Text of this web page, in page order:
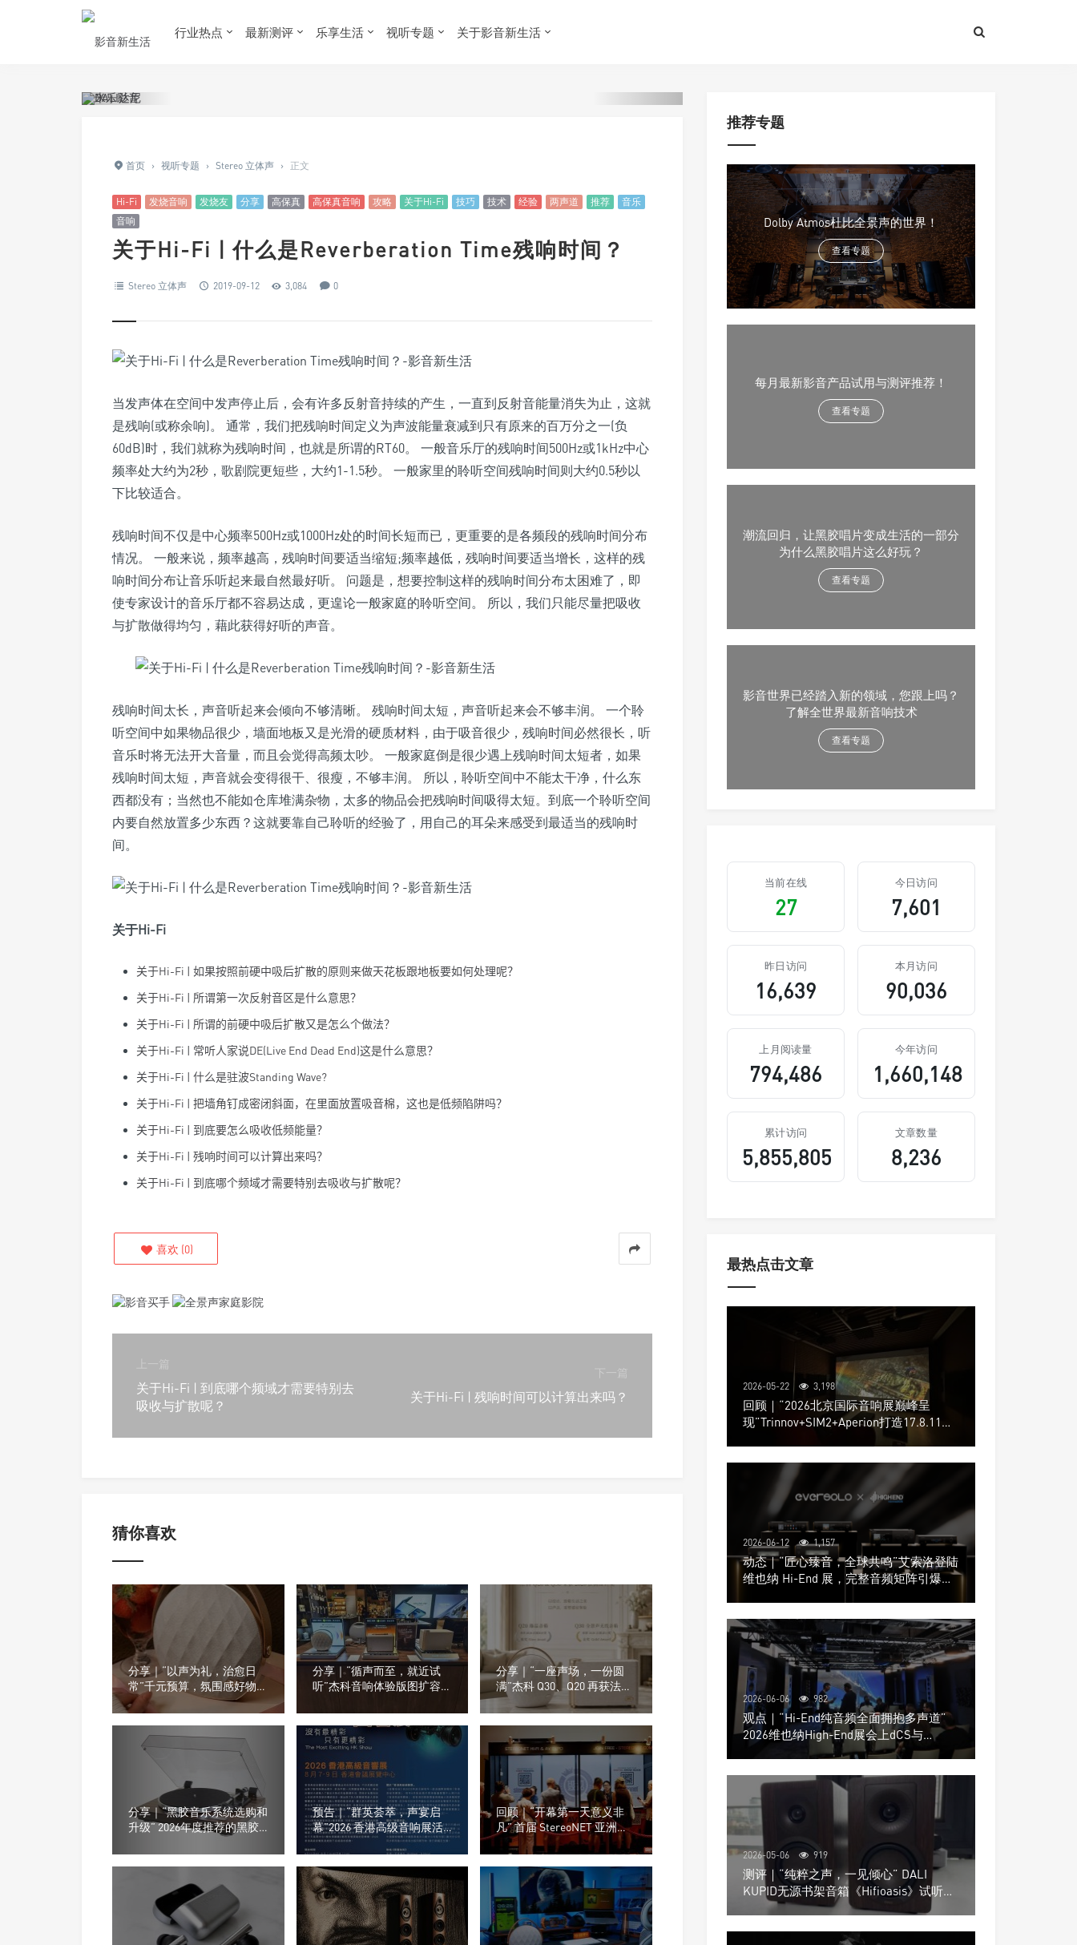
行业热点 最新测评 乐享生活 视听专题 关于影音新生活
首页 › 视听专题 › Stereo 立体声 › 正文
Hi-Fi 发烧音响 发烧友 分享 高保真 高保真音响 攻略 关于Hi-Fi 技巧 技术 经验 两声道 推荐
音乐
音响
关于Hi-Fi | 什么是Reverberation Time残响时间？
Stereo 立体声 2019-09-12 3,084 0
当发声体在空间中发声停止后，会有许多反射音持续的产生，一直到反射音能量消失为止，这就
是残响(或称余响)。 通常，我们把残响时间定义为声波能量衰减到只有原来的百万分之一(负
60dB)时，我们就称为残响时间，也就是所谓的RT60。 一般音乐厅的残响时间500Hz或1kHz中心
频率处大约为2秒，歌剧院更短些，大约1-1.5秒。 一般家里的聆听空间残响时间则大约0.5秒以
下比较适合。
残响时间不仅是中心频率500Hz或1000Hz处的时间长短而已，更重要的是各频段的残响时间分布
情况。 一般来说，频率越高，残响时间要适当缩短;频率越低，残响时间要适当增长，这样的残
响时间分布让音乐听起来最自然最好听。 问题是，想要控制这样的残响时间分布太困难了，即
使专家设计的音乐厅都不容易达成，更遑论一般家庭的聆听空间。 所以，我们只能尽量把吸收
与扩散做得均匀，藉此获得好听的声音。
残响时间太长，声音听起来会倾向不够清晰。 残响时间太短，声音听起来会不够丰润。 一个聆
听空间中如果物品很少，墙面地板又是光滑的硬质材料，由于吸音很少，残响时间必然很长，听
音乐时将无法开大音量，而且会觉得高频太吵。 一般家庭倒是很少遇上残响时间太短者，如果
残响时间太短，声音就会变得很干、很瘦，不够丰润。 所以，聆听空间中不能太干净，什么东
西都没有；当然也不能如仓库堆满杂物，太多的物品会把残响时间吸得太短。到底一个聆听空间
内要自然放置多少东西？这就要靠自己聆听的经验了，用自己的耳朵来感受到最适当的残响时
间。
关于Hi-Fi
关于Hi-Fi | 如果按照前硬中吸后扩散的原则来做天花板跟地板要如何处理呢？
关于Hi-Fi | 所谓第一次反射音区是什么意思？
关于Hi-Fi | 所谓的前硬中吸后扩散又是怎么个做法？
关于Hi-Fi | 常听人家说DE(Live End Dead End)这是什么意思？
关于Hi-Fi | 什么是驻波Standing Wave?
关于Hi-Fi | 把墙角钉成密闭斜面，在里面放置吸音棉，这也是低频陷阱吗？
关于Hi-Fi | 到底要怎么吸收低频能量？
关于Hi-Fi | 残响时间可以计算出来吗？
关于Hi-Fi | 到底哪个频域才需要特别去吸收与扩散呢？
喜欢 (0)
上一篇
关于Hi-Fi | 到底哪个频域才需要特别去
吸收与扩散呢？
下一篇
关于Hi-Fi | 残响时间可以计算出来吗？
猜你喜欢
分享｜“以声为礼，治愈日
常”千元预算，氛围感好物推
荐
分享｜“循声而至，就近试
听”杰科音响体验版图扩容，
分享｜“一座声场，一份圆
满”杰科 Q30、Q20 再获法国
设计奖
分享｜“黑胶音乐系统选购和
升级” 2026年度推荐的黑胶
预告｜“群英荟萃，声宴启
幕”2026 香港高级音响展活
动及参展商名单
回顾｜“开幕第一天意义非
凡” 首届 StereoNET 亚洲高
级音响及视听展
推荐专题
Dolby Atmos杜比全景声的世界！
查看专题
每月最新影音产品试用与测评推荐！
查看专题
潮流回归，让黑胶唱片变成生活的一部分
为什么黑胶唱片这么好玩？
查看专题
影音世界已经踏入新的领域，您跟上吗？
了解全世界最新音响技术
查看专题
当前在线
27
今日访问
7,601
昨日访问
16,639
本月访问
90,036
上月阅读量
794,486
今年访问
1,660,148
累计访问
5,855,805
文章数量
8,236
最热点击文章
2026-05-22 3,198
回顾｜“2026北京国际音响展巅峰呈
现”Trinnov+SIM2+Aperion打造17.8.11声
2026-06-12 1,157
动态｜“匠心臻音，全球共鸣”艾索洛登陆
维也纳 Hi-End 展，完整音频矩阵引爆关
2026-06-06 982
观点｜“Hi-End纯音频全面拥抱多声道”
2026维也纳High-End展会上dCS与
Trinnov Audio搭建多声道演示系统
2026-05-06 919
测评｜“纯粹之声，一见倾心” DALI
KUPID无源书架音箱《Hifioasis》试听测